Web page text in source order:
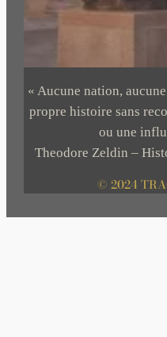
« Aucune nation,
propre histoire sans
ou une
Theodore Zeldin –
© 2024